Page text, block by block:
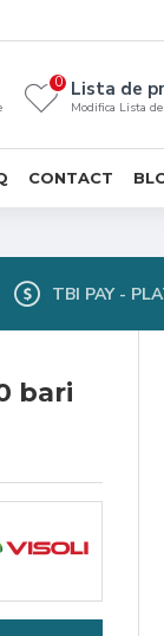
Lista de
Modifica Lista
0
CONTACT
TBI PAY -
bari